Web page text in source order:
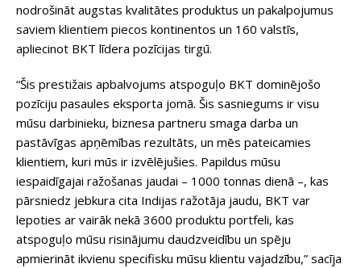
nodrošināt augstas kvalitātes produktus un pakalpojumus
saviem klientiem piecos kontinentos un 160 valstīs,
apliecinot BKT līdera pozīcijas tirgū.
“Šis prestižais apbalvojums atspoguļo BKT dominējošo
pozīciju pasaules eksporta jomā. Šis sasniegums ir visu
mūsu darbinieku, biznesa partneru smaga darba un
pastāvīgas apņēmības rezultāts, un mēs pateicamies
klientiem, kuri mūs ir izvēlējušies. Papildus mūsu
iespaidīgajai ražošanas jaudai – 1000 tonnas dienā –, kas
pārsniedz jebkura cita Indijas ražotāja jaudu, BKT var
lepoties ar vairāk nekā 3600 produktu portfeli, kas
atspoguļo mūsu risinājumu daudzveidību un spēju
apmierināt ikvienu specifisku mūsu klientu vajadzību,” sacīja